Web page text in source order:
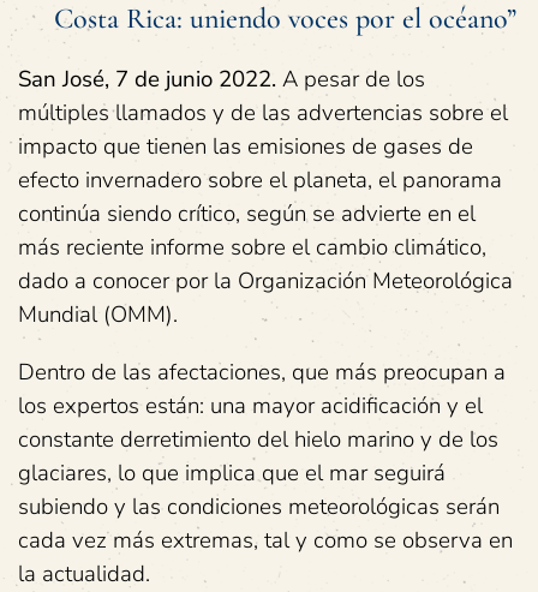
Costa Rica: uniendo voces por el océano”
San José, 7 de junio 2022. A pesar de los
múltiples llamados y de las advertencias sobre el
impacto que tienen las emisiones de gases de
efecto invernadero sobre el planeta, el panorama
continúa siendo crítico, según se advierte en el
más reciente informe sobre el cambio climático,
dado a conocer por la Organización Meteorológica
Mundial (OMM).
Dentro de las afectaciones, que más preocupan a
los expertos están: una mayor acidificación y el
constante derretimiento del hielo marino y de los
glaciares, lo que implica que el mar seguirá
subiendo y las condiciones meteorológicas serán
cada vez más extremas, tal y como se observa en
la actualidad.